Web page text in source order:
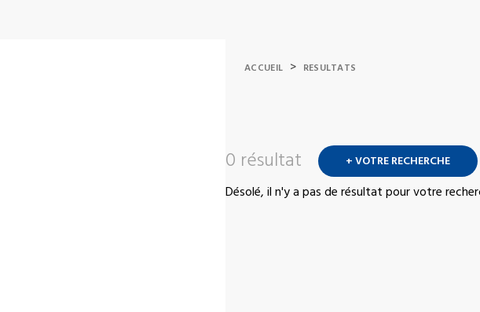
ACCUEIL > RESULTATS
0 résultat + VOTRE RECHERCHE
Désolé, il n'y a pas de résultat pour votre